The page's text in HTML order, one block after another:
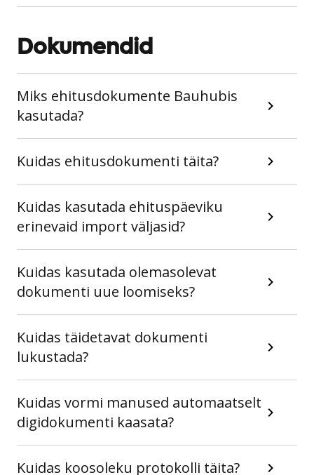
Dokumendid
Miks ehitusdokumente Bauhubis
kasutada?
Kuidas ehitusdokumenti täita?
Kuidas kasutada ehituspäeviku
erinevaid import väljasid?
Kuidas kasutada olemasolevat
dokumenti uue loomiseks?
Kuidas täidetavat dokumenti
lukustada?
Kuidas vormi manused automaatselt
digidokumenti kaasata?
Kuidas koosoleku protokolli täita?